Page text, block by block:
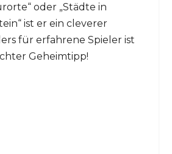
oder „Städte in
ist er ein cleverer
für erfahrene Spieler ist
Geheimtipp!